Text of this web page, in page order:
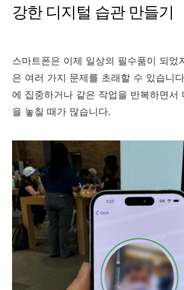
강한 디지털 습관 만들기
스마트폰은 이제 일상의 필수품이 되었
은 여러 가지 문제를 초래할 수 있습니
에 집중하거나 같은 작업을 반복하면서
을 놓칠 때가 많습니다.